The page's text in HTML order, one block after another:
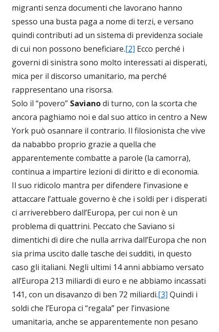
migranti senza documenti che lavorano hanno
spesso una busta paga a nome di terzi, e versano
quindi contributi ad un sistema di previdenza sociale
di cui non possono beneficiare.[2] Ecco perché i
governi di sinistra sono molto interessati ai disperati,
mica per il discorso umanitario, ma perché
rappresentano una risorsa.
Solo il “povero” Savianodi turno, con la scorta che
ancora paghiamo noi e dal suo attico in centro a New
York può osannare il contrario. Il filosionista che vive
da nababbo proprio grazie a quella che
apparentemente combatte a parole (la camorra),
continua a impartire lezioni di diritto e di economia.
Il suo ridicolo mantra per difendere l’invasione e
attaccare l’attuale governo è che i soldi per i disperati
ci arriverebbero dall’Europa, per cui non è un
problema di quattrini. Peccato che Saviano si
dimentichi di dire che nulla arriva dall’Europa che non
sia prima uscito dalle tasche dei sudditi, in questo
caso gli italiani. Negli ultimi 14 anni abbiamo versato
all’Europa 213 miliardi di euro e ne abbiamo incassati
141, con un disavanzo di ben 72 miliardi.[3] Quindi i
soldi che l’Europa ci “regala” per l’invasione
umanitaria, anche se apparentemente non pesano